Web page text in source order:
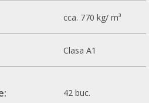
cca. 770 kg/ m³
Clasa A1
42 buc.